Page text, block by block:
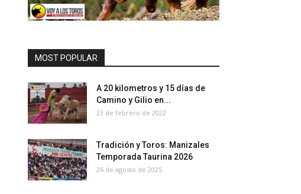
MOST POPULAR
A 20 kilometros y 15 días de
Camino y Gilio en...
23 de febrero de 2022
Tradición y Toros: Manizales
Temporada Taurina 2026
26 de agosto de 2025